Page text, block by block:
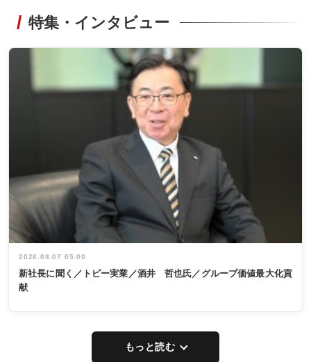
特集・インタビュー
2026.08.07 05:00
新社長に聞く／トピー実業／酒井 哲也氏／グループ価値最大化貢
献
もっと読む